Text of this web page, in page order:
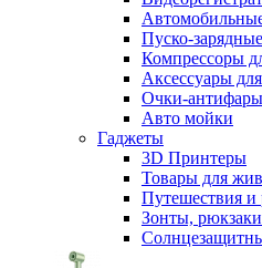
Пуско-
Компрессоры
Аксессуары
Очки-антифары
Авто мойки
Гаджеты
3D Принтеры
Товары для
Путешествия и
Зонты,